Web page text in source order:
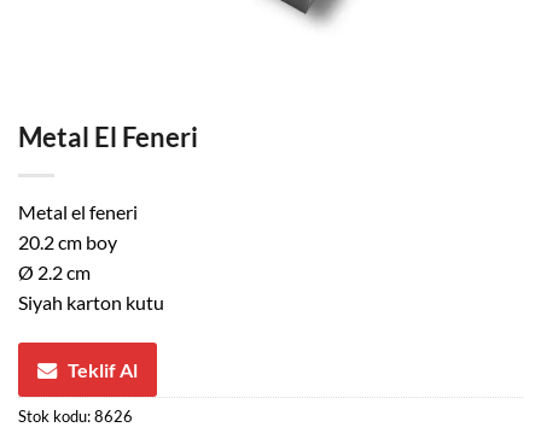
Metal El Feneri
Metal el feneri
20.2 cm boy
Ø 2.2 cm
Siyah karton kutu
Teklif Al
Stok kodu:8626